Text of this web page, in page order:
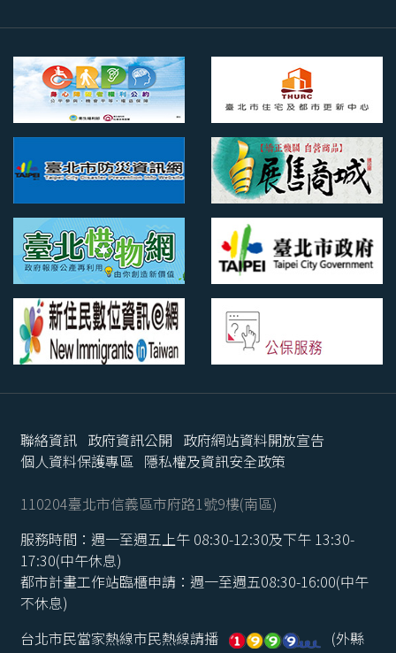
聯絡資訊 政府資訊公開 政府網站資料開放宣告
個人資料保護專區 隱私權及資訊安全政策
110204臺北市信義區市府路1號9樓(南區)
服務時間：週一至週五上午 08:30-12:30及下午 13:30-
17:30(中午休息)
都市計畫工作站臨櫃申請：週一至週五08:30-16:00(中午
不休息)
台北市民當家熱線市民熱線請播
(外縣